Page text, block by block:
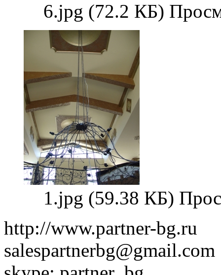
6.jpg (72.2 КБ)
1.jpg (59.38 КБ)
http://www.partner-bg.ru
salespartnerbg@gmail.com